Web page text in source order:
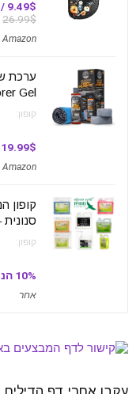
9.49$ / 30₪
26.99$
Amazon
Gel
קופון:
19.99$ / 60₪
Amazon
קופון
סנונית –
קופון:
10% הנחה
אחר